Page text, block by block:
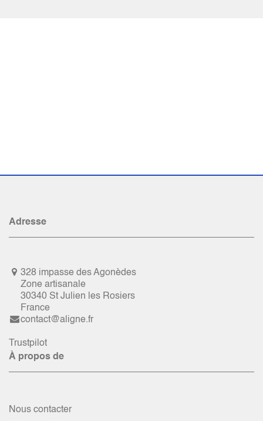
Adresse
328 impasse des Agonèdes
Zone artisanale
30340 St Julien les Rosiers
France
contact@aligne.fr
Trustpilot
À propos de
Nous contacter